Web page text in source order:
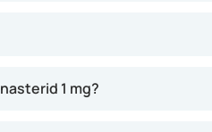
1 mg?